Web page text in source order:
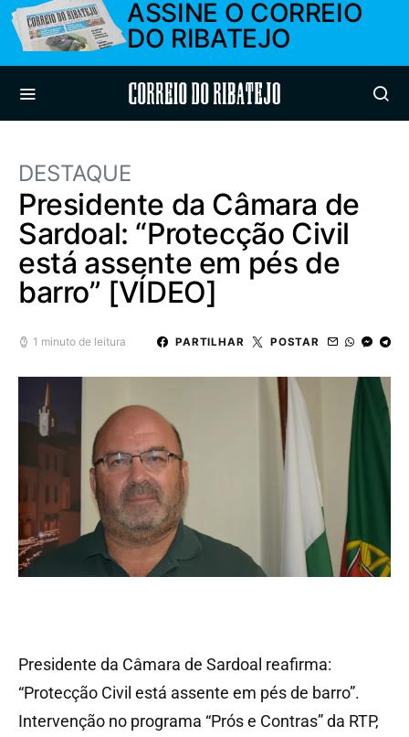
ASSINE O CORREIO
DO RIBATEJO
Correio do Ribatejo
DESTAQUE
Presidente da Câmara de
Sardoal: “Protecção Civil
está assente em pés de
barro” [VÍDEO]
1 minuto de leitura PARTILHAR POSTAR
Presidente da Câmara de Sardoal reafirma:
“Protecção Civil está assente em pés de barro”.
Intervenção no programa “Prós e Contras” da RTP,